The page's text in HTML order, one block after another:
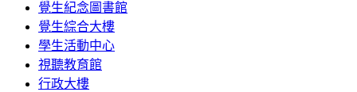
覺生紀念圖書館
覺生綜合大樓
學生活動中心
視聽教育館
行政大樓